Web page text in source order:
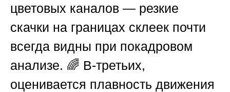
цветовых каналов — резкие
скачки на границах склеек почти
всегда видны при покадровом
анализе. 🌈 В-третьих,
оценивается плавность движения